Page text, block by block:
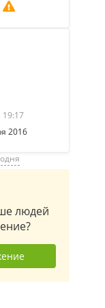
19:17
2016
людей